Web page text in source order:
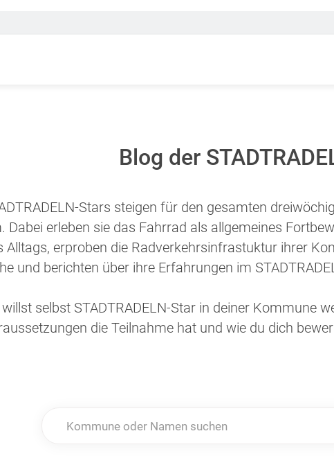
Blog der
Stars steigen für den gesamten
Dabei erleben sie das Fahrrad als allgemeines
Alltags, erproben die Radverkehrsinfrastuktur ihrer
und berichten über ihre Erfahrungen im
willst selbst STADTRADELN-Star in deiner Kommune
die Teilnahme hat und wie du dich
Kommune oder Namen suchen